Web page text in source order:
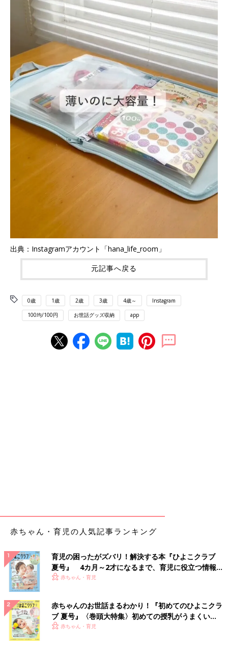
出典：Instagramアカウント「hana_life_room」
元記事へ戻る
0歳 1歳 2歳 3歳 4歳～ Instagram
100均/100円 お世話グッズ収納 app
赤ちゃん・育児の人気記事ランキング
育児の困ったがズバリ！解決する本『ひよこクラブ
夏号』 4カ月～2才になるまで、育児に役立つ情報が
いっぱい！
赤ちゃん・育児
赤ちゃんのお世話まるわかり！『初めてのひよこクラ
ブ 夏号』〈巻頭大特集〉初めての授乳がうまくい
く！ おっぱい・ミルクの基本と夏のトラブル 解決テ
赤ちゃん・育児